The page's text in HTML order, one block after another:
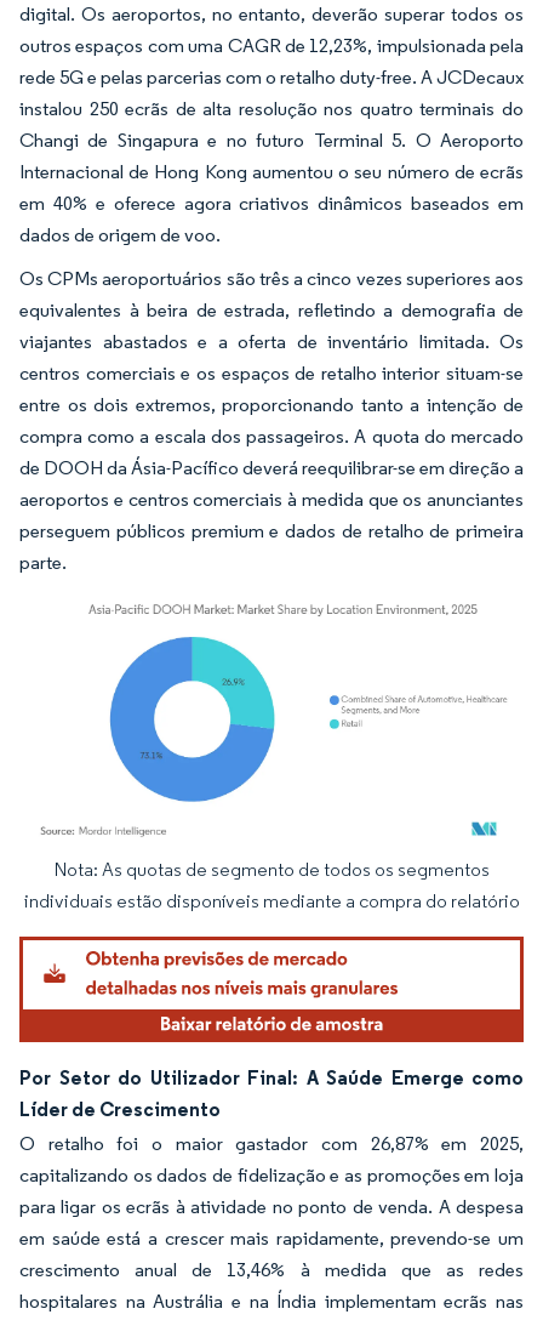
digital. Os aeroportos, no entanto, deverão superar todos os
outros espaços com uma CAGR de 12,23%, impulsionada pela
rede 5G e pelas parcerias com o retalho duty-free. A JCDecaux
instalou 250 ecrãs de alta resolução nos quatro terminais do
Changi de Singapura e no futuro Terminal 5. O Aeroporto
Internacional de Hong Kong aumentou o seu número de ecrãs
em 40% e oferece agora criativos dinâmicos baseados em
dados de origem de voo.
Os CPMs aeroportuários são três a cinco vezes superiores aos
equivalentes à beira de estrada, refletindo a demografia de
viajantes abastados e a oferta de inventário limitada. Os
centros comerciais e os espaços de retalho interior situam-se
entre os dois extremos, proporcionando tanto a intenção de
compra como a escala dos passageiros. A quota do mercado
de DOOH da Ásia-Pacífico deverá reequilibrar-se em direção a
aeroportos e centros comerciais à medida que os anunciantes
perseguem públicos premium e dados de retalho de primeira
parte.
Imagem © Mordor Intelligence. O reuso requer atribuição conforme CC BY 4.0.
Nota: As quotas de segmento de todos os segmentos
individuais estão disponíveis mediante a compra do relatório
Por Setor do Utilizador Final: A Saúde Emerge como
Líder de Crescimento
O retalho foi o maior gastador com 26,87% em 2025,
capitalizando os dados de fidelização e as promoções em loja
para ligar os ecrãs à atividade no ponto de venda. A despesa
em saúde está a crescer mais rapidamente, prevendo-se um
crescimento anual de 13,46% à medida que as redes
hospitalares na Austrália e na Índia implementam ecrãs nas